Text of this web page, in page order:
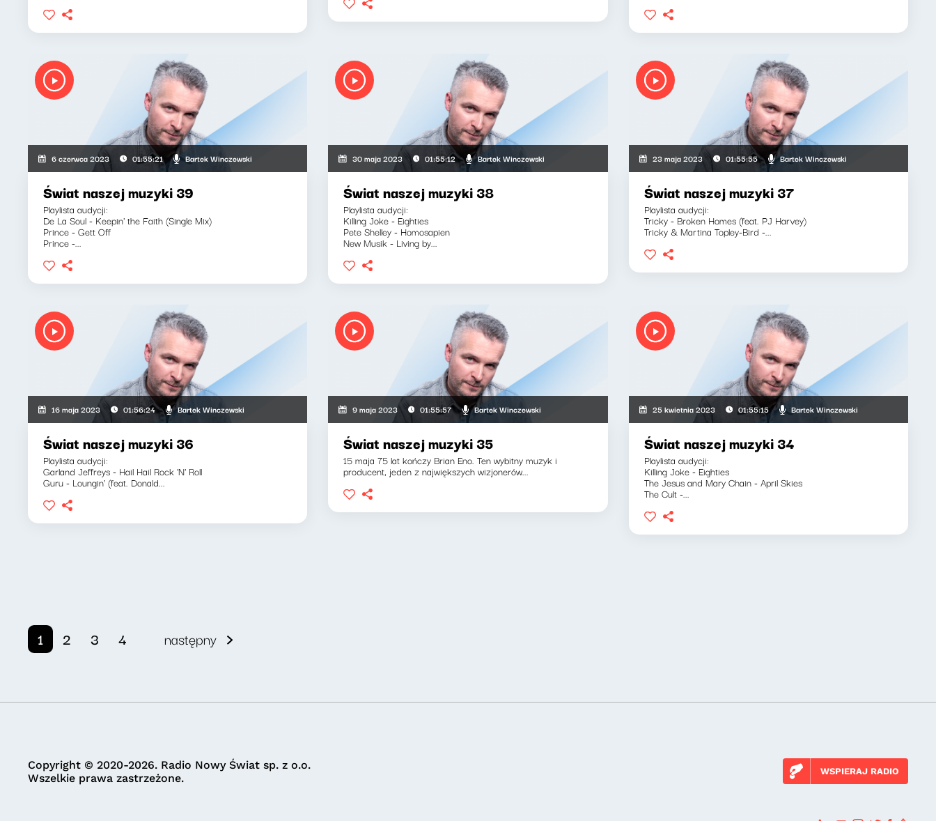
6 czerwca 2023 01:55:21 Bartek Winczewski
Świat naszej muzyki 39
Playlista audycji:
De La Soul - Keepin' the Faith (Single Mix)
Prince - Gett Off
Prince -...
30 maja 2023 01:55:12 Bartek Winczewski
Świat naszej muzyki 38
Playlista audycji:
Killing Joke - Eighties
Pete Shelley - Homosapien
New Musik - Living by...
23 maja 2023 01:55:55 Bartek Winczewski
Świat naszej muzyki 37
Playlista audycji:
Tricky - Broken Homes (feat. PJ Harvey)
Tricky & Martina Topley-Bird -...
16 maja 2023 01:56:24 Bartek Winczewski
Świat naszej muzyki 36
Playlista audycji:
Garland Jeffreys - Hail Hail Rock 'N' Roll
Guru - Loungin' (feat. Donald...
9 maja 2023 01:55:57 Bartek Winczewski
Świat naszej muzyki 35
15 maja 75 lat kończy Brian Eno. Ten wybitny muzyk i
producent, jeden z największych wizjonerów...
25 kwietnia 2023 01:55:15 Bartek Winczewski
Świat naszej muzyki 34
Playlista audycji:
Killing Joke - Eighties
The Jesus and Mary Chain - April Skies
The Cult -...
1 2 3 4 następny
Copyright © 2020-2026. Radio Nowy Świat sp. z o.o.
Wszelkie prawa zastrzeżone.
WSPIERAJ RADIO